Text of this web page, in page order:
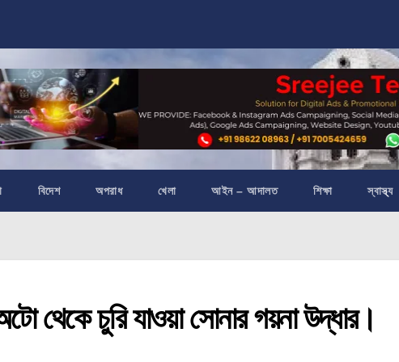
বিদেশ অপরাধ খেলা আইন – আদালত শিক্ষা স্বাস্থ্য
চুরি যাওয়া সোনার গয়না উদ্ধার।